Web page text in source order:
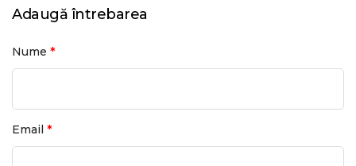
Adaugă întrebarea
Nume *
Email *